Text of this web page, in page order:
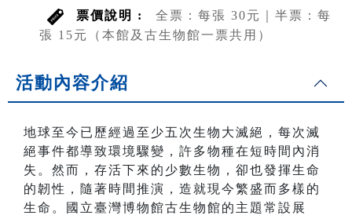
票價說明 :
全票：每張 30元｜半票：每
張 15元（本館及古生物館一票共用）
活動內容介紹
地球至今已歷經過至少五次生物大滅絕，每次滅
絕事件都導致環境驟變，許多物種在短時間內消
失。然而，存活下來的少數生物，卻也發揮生命
的韌性，隨著時間推演，造就現今繁盛而多樣的
生命。國立臺灣博物館古生物館的主題常設展